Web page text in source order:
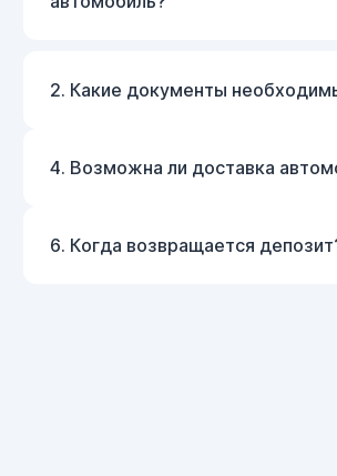
2. Какие документы
4. Возможна ли доставка
6. Когда возвращается